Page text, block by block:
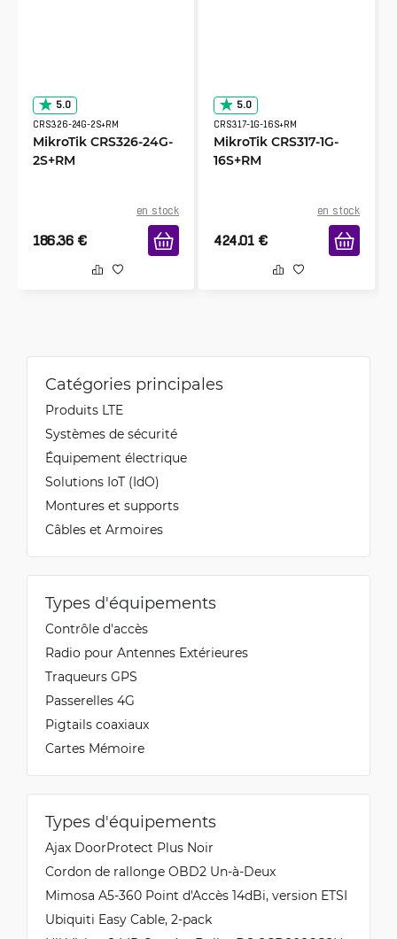
5.0
CRS326-24G-2S+RM
MikroTik CRS326-24G-
2S+RM
en stock
186.36 €
5.0
CRS317-1G-16S+RM
MikroTik CRS317-1G-
16S+RM
en stock
424.01 €
Catégories principales
Produits LTE
Systèmes de sécurité
Équipement électrique
Solutions IoT (IdO)
Montures et supports
Câbles et Armoires
Types d'équipements
Contrôle d'accès
Radio pour Antennes Extérieures
Traqueurs GPS
Passerelles 4G
Pigtails coaxiaux
Cartes Mémoire
Types d'équipements
Ajax DoorProtect Plus Noir
Cordon de rallonge OBD2 Un-à-Deux
Mimosa A5-360 Point d'Accès 14dBi, version ETSI
Ubiquiti Easy Cable, 2-pack